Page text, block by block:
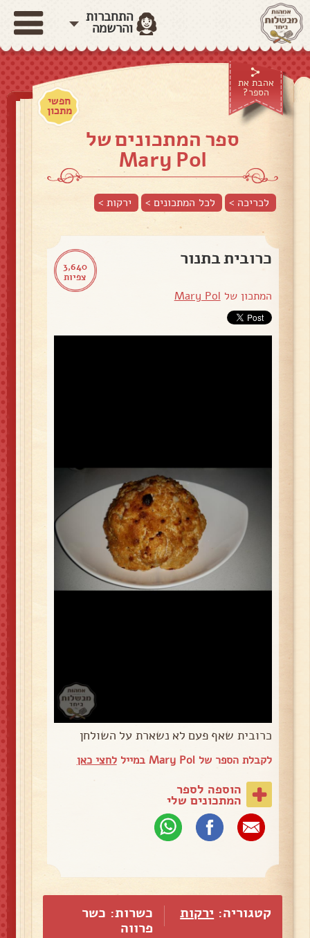
התחברות
והרשמה
אהבת את
הספר?
חפשי
מתכון
ספר המתכונים של
Mary Pol
לכריכה > לכל המתכונים > ירקות>
3,640
צפיות
כרובית בתנור
המתכון של Mary Pol
כרובית שאף פעם לא נשארת על השולחן
לקבלת הספר של Mary Pol במייל לחצי כאן
הוספה לספר
המתכונים שלי
קטגוריה: ירקות
כשרות: כשר
פרווה